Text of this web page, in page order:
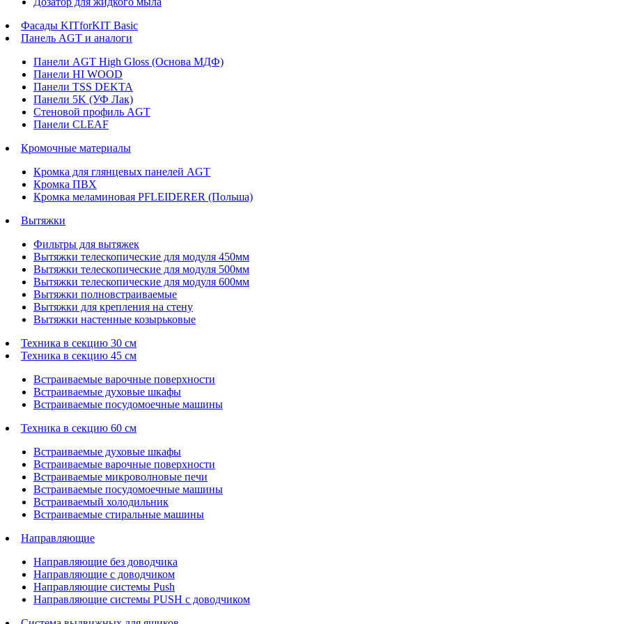
Фасады KITforKIT Basic
Панель AGT и аналоги
Панели AGT High Gloss (Основа МДФ)
Панели HI WOOD
Панели TSS DEKTA
Панели 5K (УФ Лак)
Стеновой профиль AGT
Панели CLEAF
Кромочные материалы
Кромка для глянцевых панелей AGT
Кромка ПВХ
Кромка меламиновая PFLEIDERER (Польша)
Вытяжки
Фильтры для вытяжек
Вытяжки телескопические для модуля 450мм
Вытяжки телескопические для модуля 500мм
Вытяжки телескопические для модуля 600мм
Вытяжки полновстраиваемые
Вытяжки для крепления на стену
Вытяжки настенные козырьковые
Техника в секцию 30 см
Техника в секцию 45 см
Встраиваемые варочные поверхности
Встраиваемые духовые шкафы
Встраиваемые посудомоечные машины
Техника в секцию 60 см
Встраиваемые духовые шкафы
Встраиваемые варочные поверхности
Встраиваемые микроволновые печи
Встраиваемые посудомоечные машины
Встраиваемый холодильник
Встраиваемые стиральные машины
Направляющие
Направляющие без доводчика
Направляющие с доводчиком
Направляющие системы Push
Направляющие системы PUSH с доводчиком